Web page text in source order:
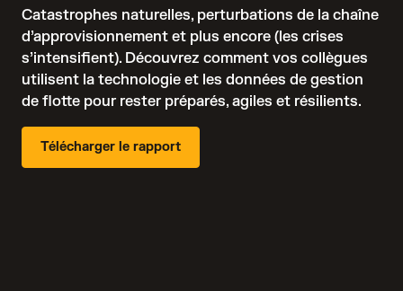
Catastrophes naturelles, perturbations de la chaîne
d’approvisionnement et plus encore (les crises
s’intensifient). Découvrez comment vos collègues
utilisent la technologie et les données de gestion
de flotte pour rester préparés, agiles et résilients.
Télécharger le rapport